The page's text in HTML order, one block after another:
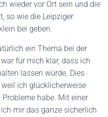
wieder vor Ort sein und die
so wie die Leipziger
bei geben.
ein Thema bei der
für mich klar, dass ich
lassen würde. Dies
ich glücklicherweise
habe. Mit einer
mir das ganze sicherlich